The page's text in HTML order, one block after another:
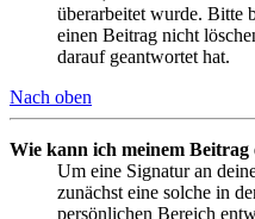
überarbeitet wurde. Bitte
einen Beitrag nicht
darauf geantwortet hat.
Nach oben
Wie kann ich meinem Beitrag
Um eine Signatur an
zunächst eine solche in
persönlichen Bereich